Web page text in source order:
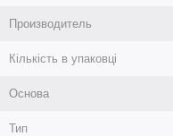
Производитель
Кількість в упаковці
Основа
Тип